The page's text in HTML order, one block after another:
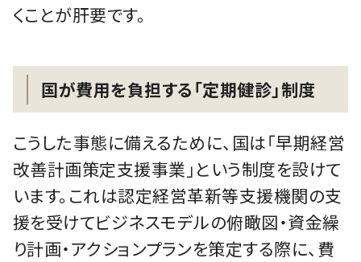
くことが肝要です。
国が費用を負担する「定期健診」制度
こうした事態に備えるために、国は「早期経営
改善計画策定支援事業」という制度を設けて
います。これは認定経営革新等支援機関の支
援を受けてビジネスモデルの俯瞰図・資金繰
り計画・アクションプランを策定する際に、費